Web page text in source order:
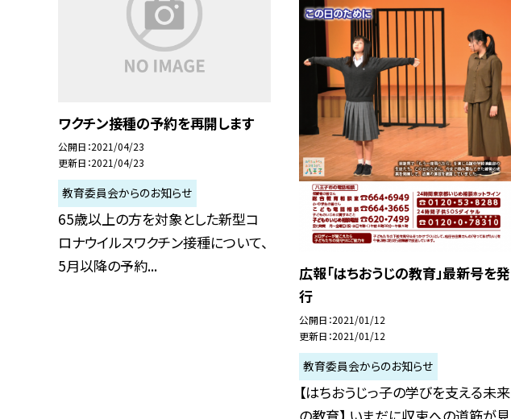
ワクチン接種の予約を再開します
公開日 2021/04/23
更新日 2021/04/23
教育委員会からのお知らせ
65歳以上の方を対象とした新型コ
ロナウイルスワクチン接種について、
5月以降の予約...
広報「はちおうじの教育」最新号を発
行
公開日 2021/01/12
更新日 2021/01/12
教育委員会からのお知らせ
【はちおうじっ子の学びを支える未来